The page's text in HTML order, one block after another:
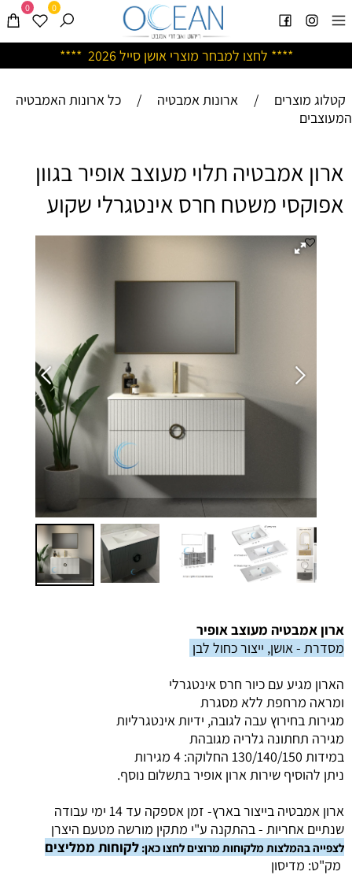
**** לחצו למבחר מוצרי אושן סייל 2026 ****
0 0
קטלוג מוצרים / ארונות אמבטיה /
כל ארונות האמבטיה
המעוצבים
ארון אמבטיה תלוי מעוצב אופיר בגוון
אפוקסי משטח חרס אינטגרלי שקוע
ארון אמבטיה מעוצב אופיר
מסדרת - אושן, ייצור כחול לבן
הארון מגיע עם כיור חרס אינטגרלי
ומראה מרחפת ללא מסגרת
מגירות בחירוץ עבה לגובה, ידיות אינטגרליות
מגירה תחתונה גלריה מגובהת
במידות 130/140/150 החלוקה: 4 מגירות
ניתן להוסיף שירות ארון אופיר בתשלום נוסף.
ארון אמבטיה בייצור בארץ- זמן אספקה עד 14 ימי עבודה
שנתיים אחריות - בהתקנה ע"י מתקין מורשה מטעם היצרן
לצפייה בהמלצות מלקוחות מרוצים לחצו כאן: לקוחות ממליצים
מק"ט: מדיסון